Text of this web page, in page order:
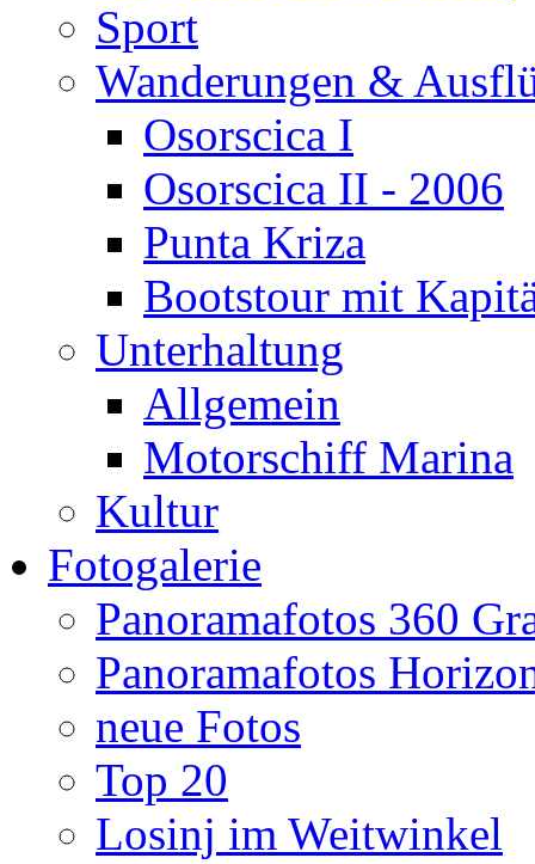
Sport
Wanderungen &
Osorscica I
Osorscica II - 2006
Punta Kriza
Bootstour mit
Unterhaltung
Allgemein
Motorschiff Marina
Kultur
Fotogalerie
Panoramafotos 360
Panoramafotos
neue Fotos
Top 20
Losinj im Weitwinkel